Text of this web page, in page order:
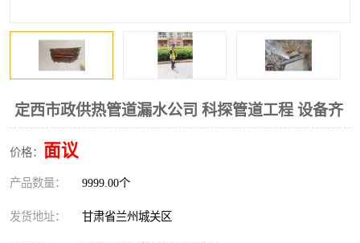
定西市政供热管道漏水公司 科探管道工程 设备齐
价格： 面议
产品数量： 9999.00个
发货地址： 甘肃省兰州城关区